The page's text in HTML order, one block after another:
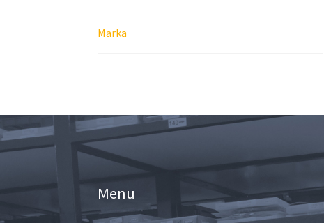
Marka
Menu